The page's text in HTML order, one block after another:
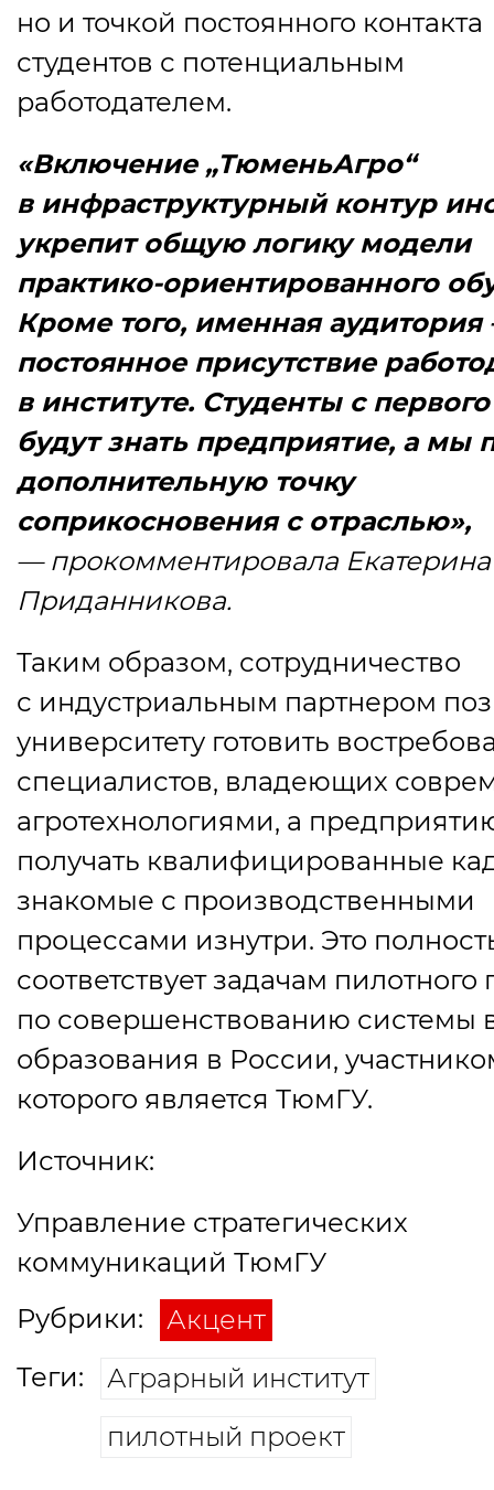
но и точкой постоянного контакта
студентов с потенциальным
работодателем.
«Включение „ТюменьАгро“
в инфраструктурный контур
укрепит общую логику модели
практико-ориентированного
Кроме того, именная аудитория
постоянное присутствие
в институте. Студенты с
будут знать предприятие, а мы
дополнительную точку
соприкосновения с отраслью»,
— прокомментировала Екатерина
Приданникова.
Таким образом, сотрудничество
с индустриальным партнером
университету готовить
специалистов, владеющих
агротехнологиями, а
получать квалифицированные
знакомые с производственными
процессами изнутри. Это
соответствует задачам пилотного
по совершенствованию системы
образования в России,
которого является ТюмГУ.
Источник:
Управление стратегических
коммуникаций ТюмГУ
Рубрики:
Акцент
Теги:
Аграрный институт
пилотный проект